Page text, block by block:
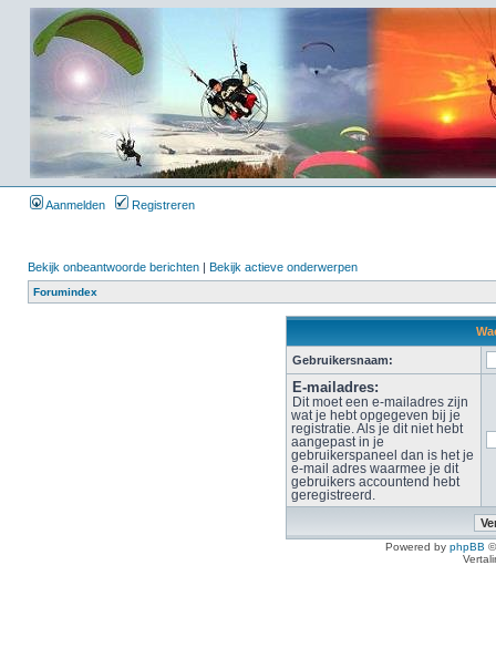
Aanmelden Registreren
Bekijk onbeantwoorde berichten | Bekijk actieve onderwerpen
Forumindex
Gebruikersnaam:
E-mailadres:
Dit moet een e-mailadres zijn
wat je hebt opgegeven bij je
registratie. Als je dit niet hebt
aangepast in je
gebruikerspaneel dan is het je
e-mail adres waarmee je dit
gebruikers accountend hebt
geregistreerd.
Powered by phpBB